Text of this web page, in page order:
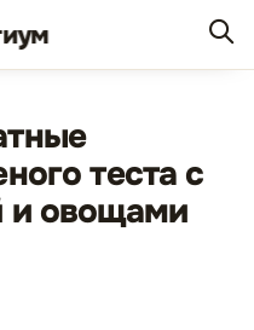
иум
теста с
и овощами